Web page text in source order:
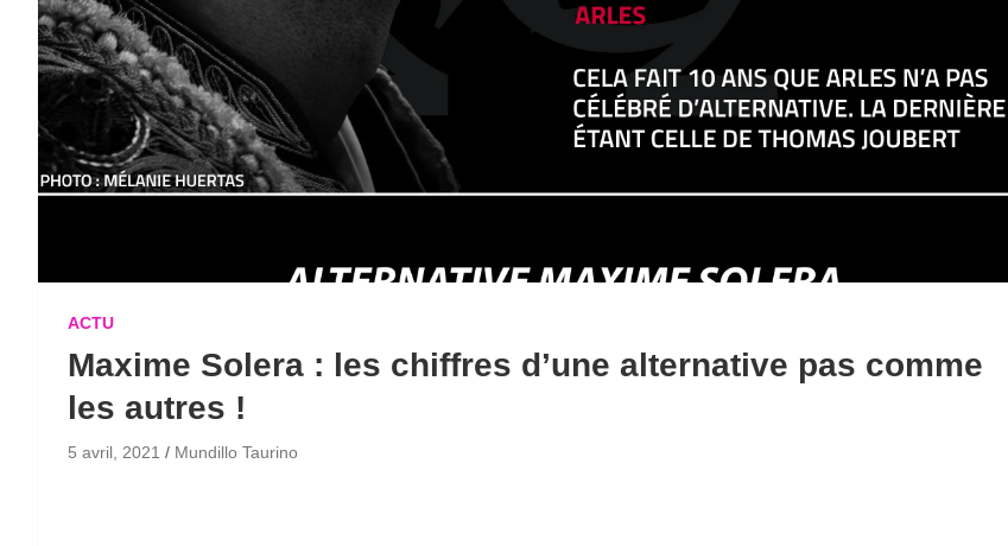
ACTU
Maxime Solera : les chiffres d’une alternative pas comme
les autres !
5 avril, 2021 Mundillo Taurino